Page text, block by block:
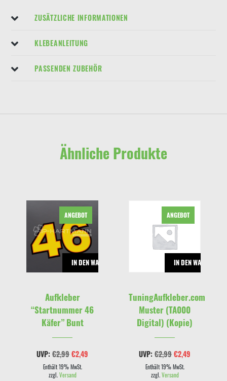
ZUSÄTZLICHE INFORMATIONEN
KLEBEANLEITUNG
PASSENDEN ZUBEHÖR
Ähnliche Produkte
IN DEN WARENKORB
ANGEBOT
Aufkleber
“Startnummer 46
Käfer” Bunt
UVP: €2,99Ursprünglicher
Preis
war:
€2,99
€2,49
Enthält 19% MwSt.
zzgl.Versand
IN DEN
ANGEBOT
TuningAufkleber.com
Muster (TA000
Digital) (Kopie)
UVP: €2,99Ursprünglicher
Preis
war:
€2,99
€2,49
Enthält 19% MwSt.
zzgl.Versand